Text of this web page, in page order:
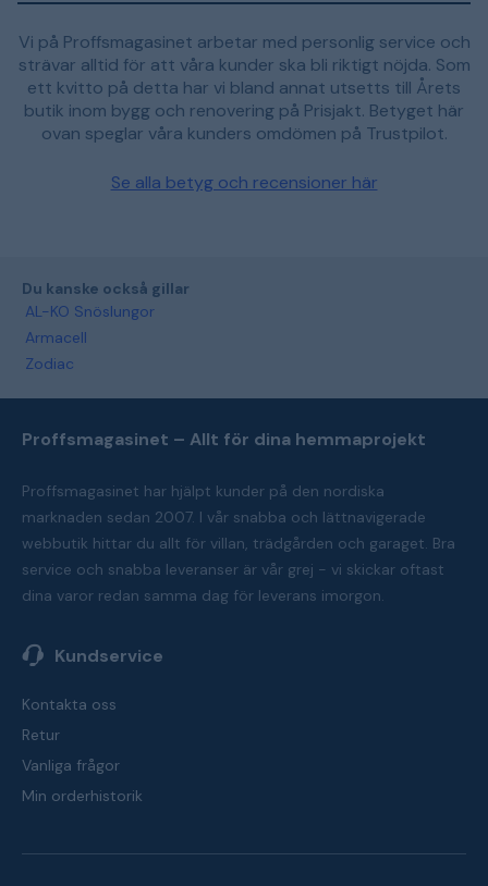
Vi på Proffsmagasinet arbetar med personlig service och
strävar alltid för att våra kunder ska bli riktigt nöjda. Som
ett kvitto på detta har vi bland annat utsetts till Årets
butik inom bygg och renovering på Prisjakt. Betyget här
ovan speglar våra kunders omdömen på Trustpilot.
Se alla betyg och recensioner här
Du kanske också gillar
AL-KO Snöslungor
Armacell
Zodiac
Proffsmagasinet – Allt för dina hemmaprojekt
Proffsmagasinet har hjälpt kunder på den nordiska
marknaden sedan 2007. I vår snabba och lättnavigerade
webbutik hittar du allt för villan, trädgården och garaget. Bra
service och snabba leveranser är vår grej - vi skickar oftast
dina varor redan samma dag för leverans imorgon.
Kundservice
Kontakta oss
Retur
Vanliga frågor
Min orderhistorik